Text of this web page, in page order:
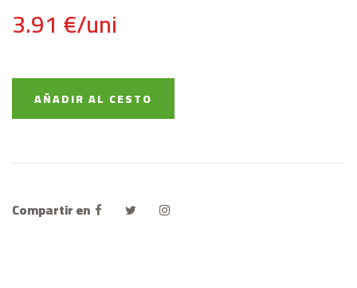
3.91 €/uni
AÑADIR AL CESTO
Compartir en